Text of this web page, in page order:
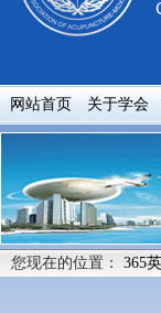
网站首页 关于学会
您现在的位置： 365